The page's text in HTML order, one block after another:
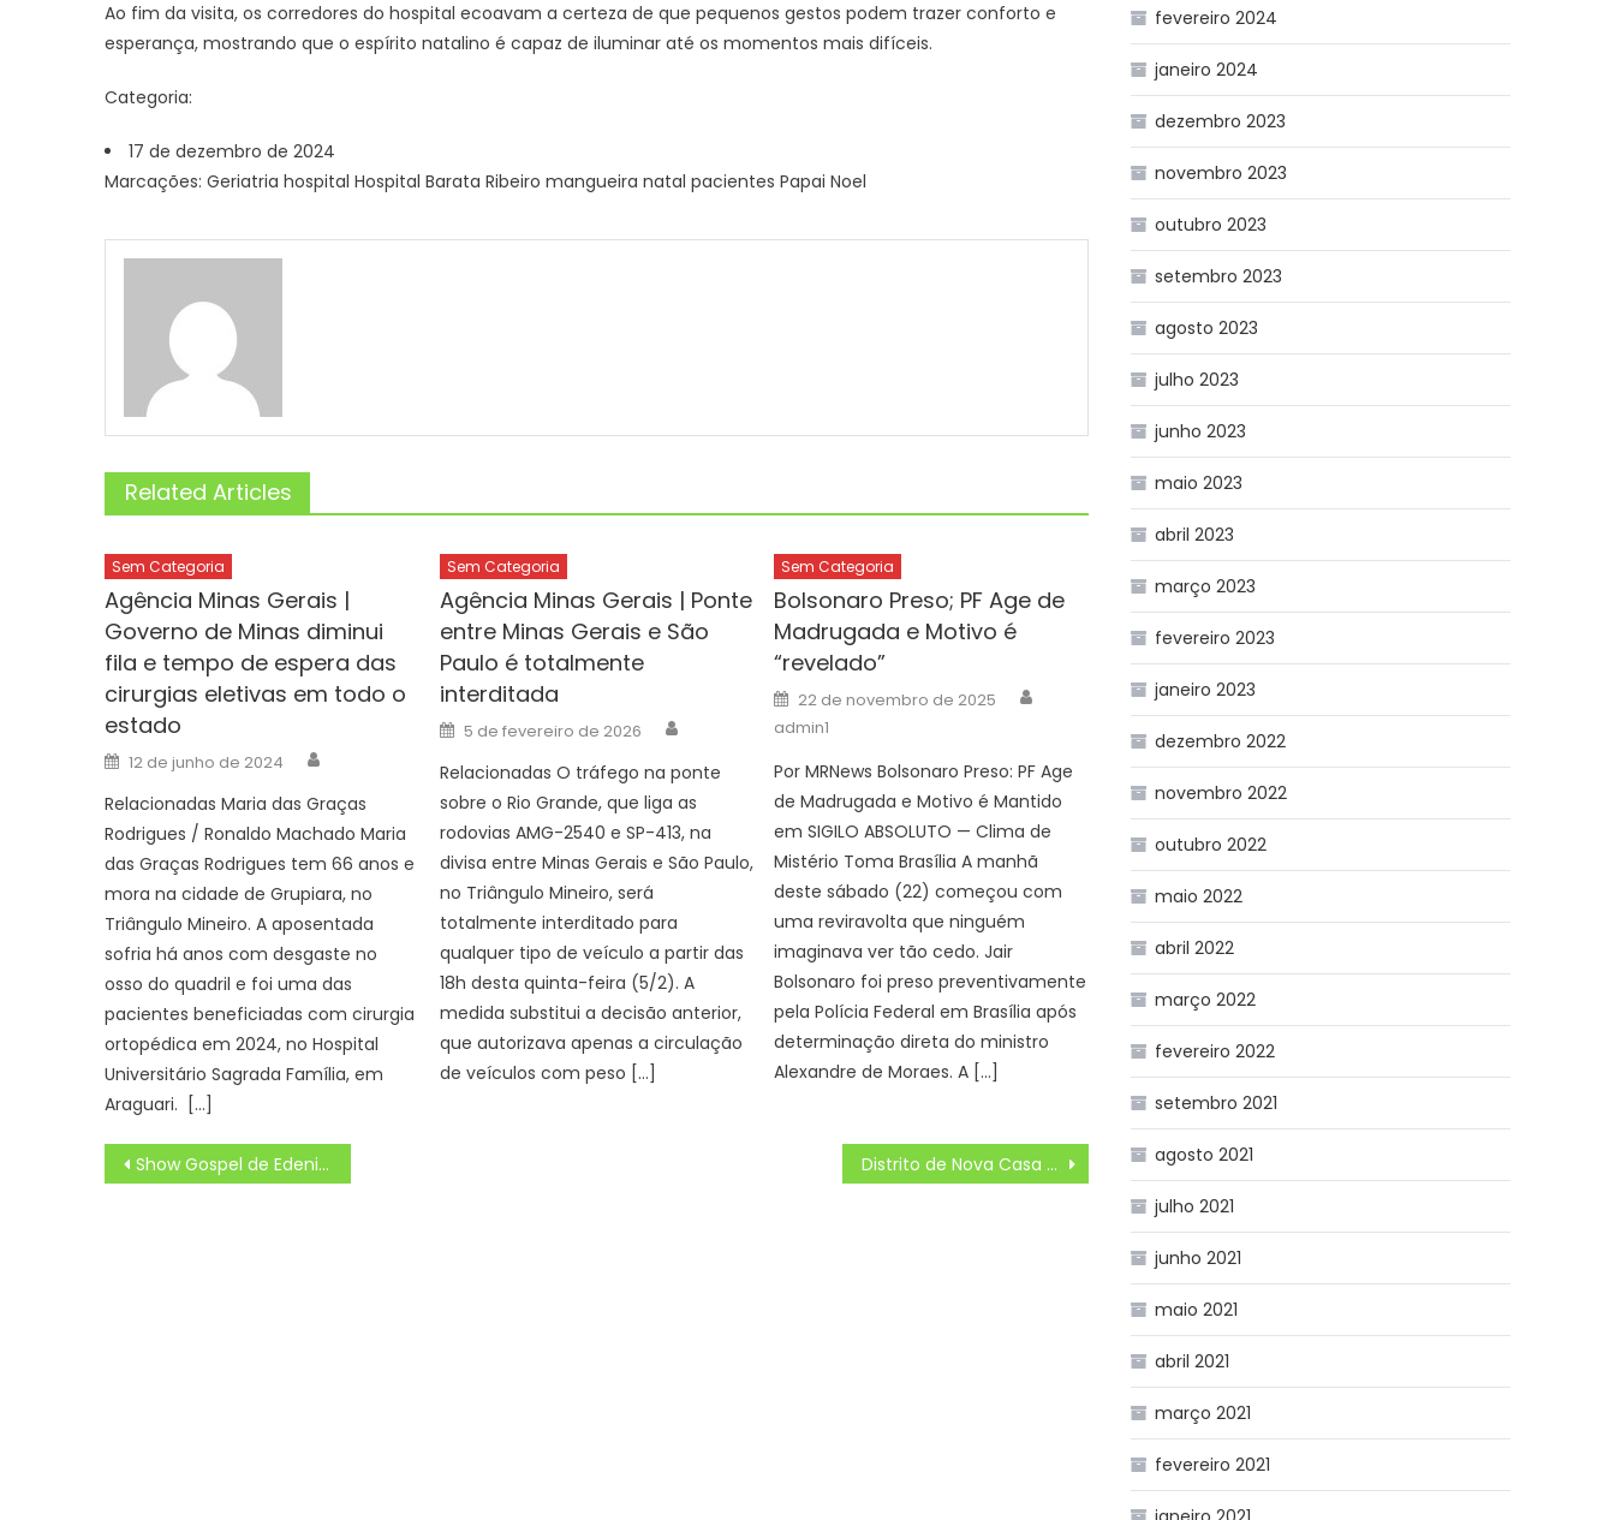
Ao fim da visita, os corredores do hospital ecoavam a certeza de que pequenos gestos podem trazer conforto e
esperança, mostrando que o espírito natalino é capaz de iluminar até os momentos mais difíceis.
Categoria:
17 de dezembro de 2024
Marcações: Geriatria hospital Hospital Barata Ribeiro mangueira natal pacientes Papai Noel
Related Articles
Sem Categoria
Agência Minas Gerais |
Governo de Minas diminui
fila e tempo de espera das
cirurgias eletivas em todo o
estado
Posted
on
12 de junho de 2024
Relacionadas Maria das Graças
Rodrigues / Ronaldo Machado Maria
das Graças Rodrigues tem 66 anos e
mora na cidade de Grupiara, no
Triângulo Mineiro. A aposentada
sofria há anos com desgaste no
osso do quadril e foi uma das
pacientes beneficiadas com cirurgia
ortopédica em 2024, no Hospital
Universitário Sagrada Família, em
Araguari. […]
Sem Categoria
Agência Minas Gerais | Ponte
entre Minas Gerais e São
Paulo é totalmente
interditada
Posted
on
5 de fevereiro de 2026
Relacionadas O tráfego na ponte
sobre o Rio Grande, que liga as
rodovias AMG-2540 e SP-413, na
divisa entre Minas Gerais e São Paulo,
no Triângulo Mineiro, será
totalmente interditado para
qualquer tipo de veículo a partir das
18h desta quinta-feira (5/2). A
medida substitui a decisão anterior,
que autorizava apenas a circulação
de veículos com peso […]
Sem Categoria
Bolsonaro Preso; PF Age de
Madrugada e Motivo é
“revelado”
Posted
on
22 de novembro de 2025
admin1
Por MRNews Bolsonaro Preso: PF Age
de Madrugada e Motivo é Mantido
em SIGILO ABSOLUTO — Clima de
Mistério Toma Brasília A manhã
deste sábado (22) começou com
uma reviravolta que ninguém
imaginava ver tão cedo. Jair
Bolsonaro foi preso preventivamente
pela Polícia Federal em Brasília após
determinação direta do ministro
Alexandre de Moraes. A […]
Navegação
de
Show Gospel de Edenis Music Inspiration e Jazz de Otávio Neto são destaques desta quarta-feira (18) na Cidade do Natal – CGNotícias Distrito de Nova Casa Verde ganha quartel e unidade de resgate do Corpo de Bombeiros – Agência de Noticias do Governo de Mato Grosso do Sul
fevereiro 2024
janeiro 2024
dezembro 2023
novembro 2023
outubro 2023
setembro 2023
agosto 2023
julho 2023
junho 2023
maio 2023
abril 2023
março 2023
fevereiro 2023
janeiro 2023
dezembro 2022
novembro 2022
outubro 2022
maio 2022
abril 2022
março 2022
fevereiro 2022
setembro 2021
agosto 2021
julho 2021
junho 2021
maio 2021
abril 2021
março 2021
fevereiro 2021